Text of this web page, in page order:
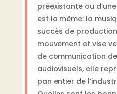
préexistante ou
est la même: la
succès de production
mouvement et vise
de communication
audiovisuels, elle
pan entier de